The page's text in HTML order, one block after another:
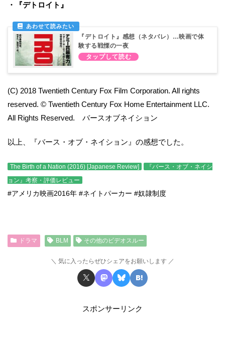
・『デトロイト』
『デトロイト』感想（ネタバレ）…映画で体
験する戦慄の一夜
(C) 2018 Twentieth Century Fox Film Corporation. All rights
reserved. © Twentieth Century Fox Home Entertainment LLC.
All Rights Reserved. バースオブネイション
以上、『バース・オブ・ネイション』の感想でした。
The Birth of a Nation (2016) [Japanese Review]
『バース・オブ・ネイシ
ョン』考察・評価レビュー
#アメリカ映画2016年 #ネイトパーカー #奴隷制度
ドラマ BLM その他のビデオスルー
気に入ったらぜひシェアをお願いします
スポンサーリンク